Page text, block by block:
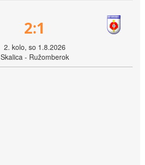
2:1
2. kolo, so 1.8.2026
Skalica - Ružomberok